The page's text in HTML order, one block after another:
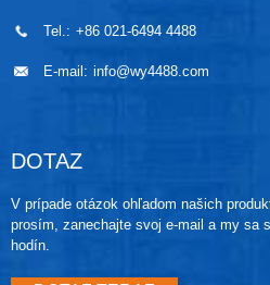
Tel.: +86 021-6494 4488
E-mail: info@wy4488.com
DOTAZ
V prípade otázok ohľadom našich
prosím, zanechajte svoj e-mail a my sa
hodín.